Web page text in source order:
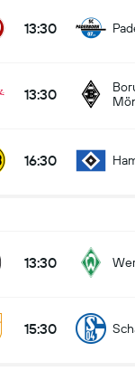
13:30
13:30
16:30
13:30
15:30